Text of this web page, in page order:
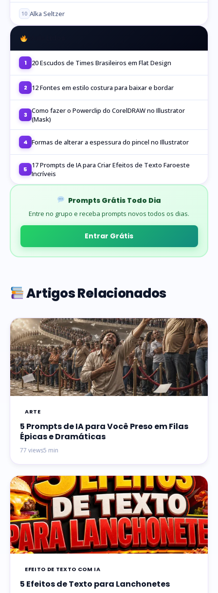
10 Alka Seltzer
1 20 Escudos de Times Brasileiros em Flat Design
2 12 Fontes em estilo costura para baixar e bordar
3 Como fazer o Powerclip do CorelDRAW no Illustrator
(Mask)
4 Formas de alterar a espessura do pincel no Illustrator
5
17 Prompts de IA para Criar Efeitos de Texto Faroeste
Incríveis
Prompts Grátis Todo Dia
Entre no grupo e receba prompts novos todos os dias.
Entrar Grátis
Artigos Relacionados
ARTE
5 Prompts de IA para Você Preso em Filas
Épicas e Dramáticas
77 views5 min
EFEITO DE TEXTO COM IA
5 Efeitos de Texto para Lanchonetes